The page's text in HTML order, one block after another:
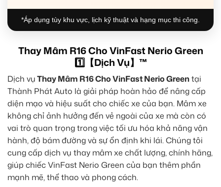
*Áp dụng tùy khu vực, lịch kỹ thuật và hạng mục thi công.
Thay Mâm R16 Cho VinFast Nerio Green
1️⃣【Dịch Vụ】™
Dịch vụThay Mâm R16 Cho VinFast Nerio Greentại
Thành Phát Auto là giải pháp hoàn hảo để nâng cấp
diện mạo và hiệu suất cho chiếc xe của bạn. Mâm xe
không chỉ ảnh hưởng đến vẻ ngoài của xe mà còn có
vai trò quan trọng trong việc tối ưu hóa khả năng vận
hành, độ bám đường và sự ổn định khi lái. Chúng tôi
cung cấp dịch vụ thay mâm xe chất lượng, chính hãng,
giúp chiếc VinFast Nerio Green của bạn thêm phần
mạnh mẽ, thể thao và phong cách.